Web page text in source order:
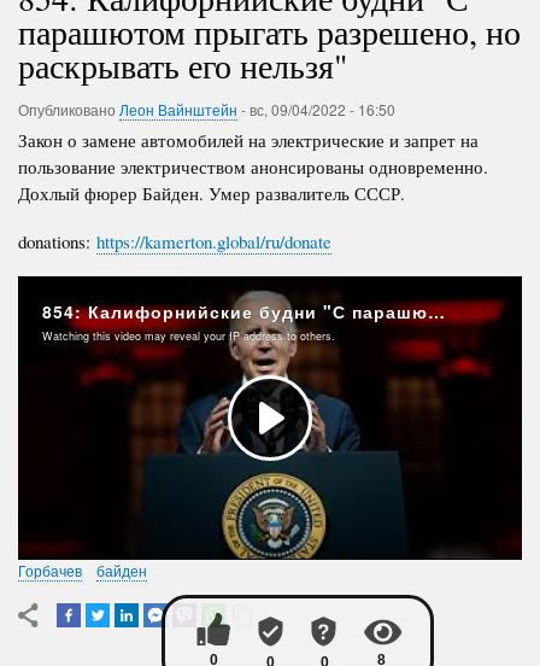
парашютом прыгать разрешено, но
раскрывать его нельзя"
Опубликовано Леон Вайнштейн -вс, 09/04/2022 - 16:50
Закон о замене автомобилей на электрические и запрет на
пользование электричеством анонсированы одновременно.
Дохлый фюрер Байден. Умер развалитель СССР.
donations: https://kamerton.global/ru/donate
Горбачев байден